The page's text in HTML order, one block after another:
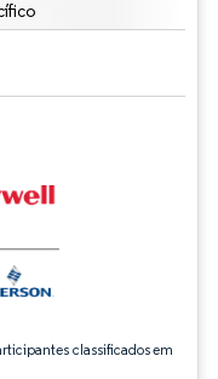
classificados em
atribuição conforme CC BY 4.0.